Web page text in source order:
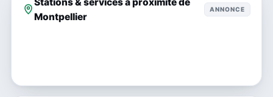
Montpellier
ANNONCE